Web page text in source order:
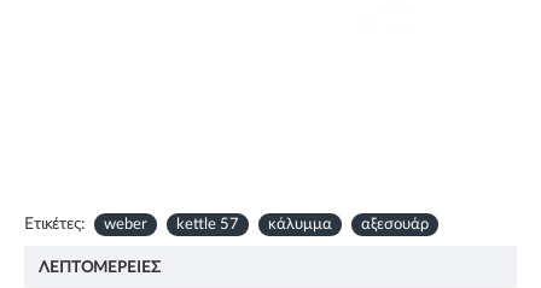
Ετικέτες: weber kettle 57 κάλυμμα αξεσουάρ
ΛΕΠΤΟΜΈΡΕΙΕΣ